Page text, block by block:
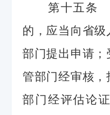
第十五条 从
的，应当向省
部门提出申请
管部门经审核
部门经评估论